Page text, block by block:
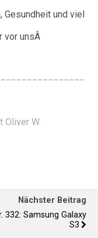
Gesundheit und viel
vor unsÂ
Oliver W.
Nächster Beitrag
332: Samsung Galaxy
S3